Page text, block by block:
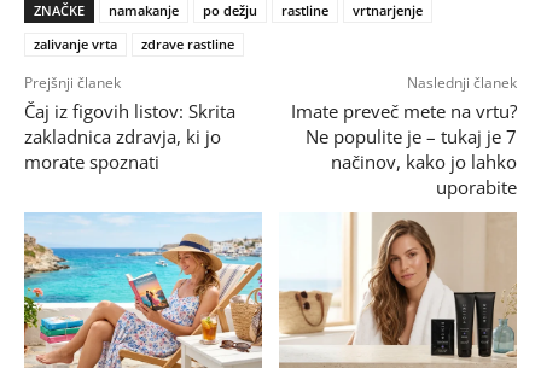
ZNAČKE namakanje po dežju rastline
vrtnarjenje
zalivanje vrta
zdrave rastline
Prejšnji članek
Čaj iz figovih listov: Skrita
zakladnica zdravja, ki jo
morate spoznati
Naslednji članek
Imate preveč mete na vrtu?
Ne populite je – tukaj je 7
načinov, kako jo lahko
uporabite